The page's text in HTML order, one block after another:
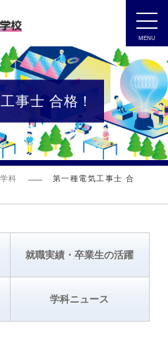
MENU
事士 合格！
科
第一種電気工事士 合
就職実績・卒業生の活躍
学科ニュース